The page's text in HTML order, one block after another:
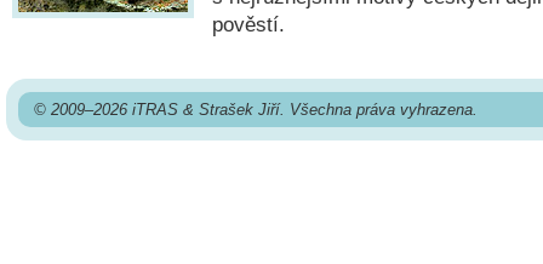
pověstí.
© 2009–2026 iTRAS & Strašek Jiří. Všechna práva vyhrazena.